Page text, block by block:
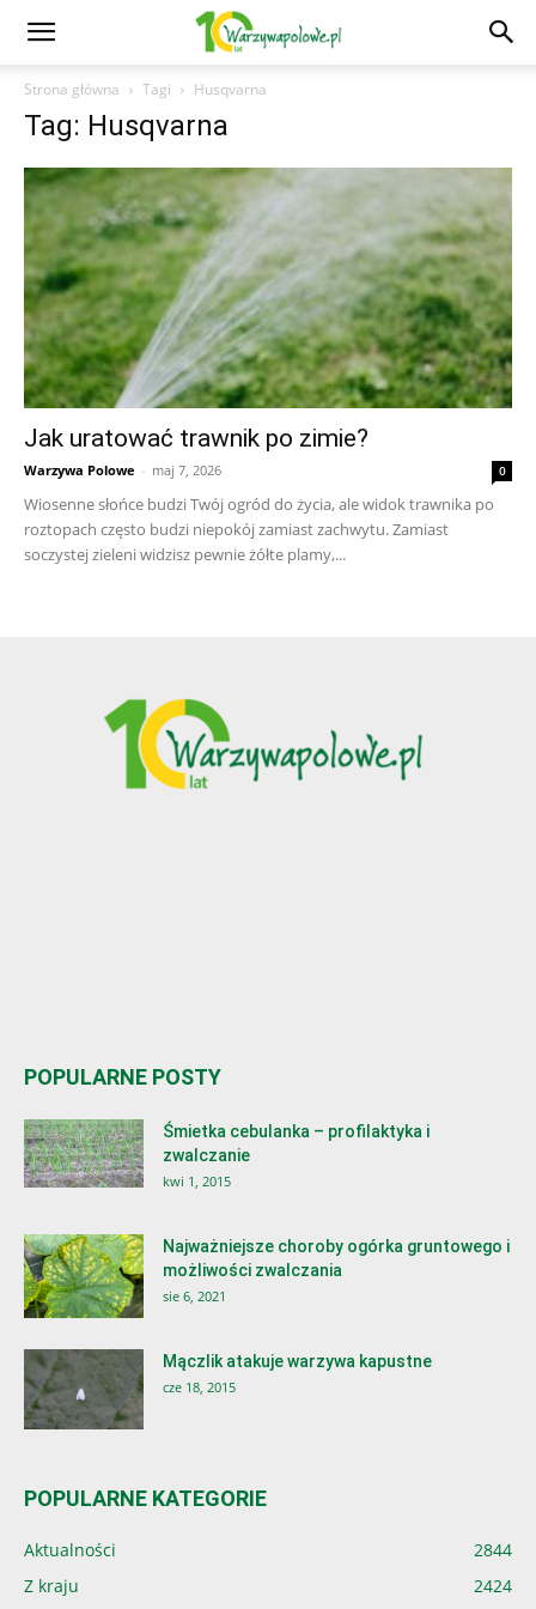
Strona główna Tagi Husqvarna
Tag: Husqvarna
Jak uratować trawnik po zimie?
Warzywa Polowe - maj 7, 2026 0
Wiosenne słońce budzi Twój ogród do życia, ale widok trawnika po
roztopach często budzi niepokój zamiast zachwytu. Zamiast
soczystej zieleni widzisz pewnie żółte plamy,...
POPULARNE POSTY
Śmietka cebulanka – profilaktyka i
zwalczanie
kwi 1, 2015
Najważniejsze choroby ogórka gruntowego i
możliwości zwalczania
sie 6, 2021
Mączlik atakuje warzywa kapustne
cze 18, 2015
POPULARNE KATEGORIE
Aktualności
2844
Z kraju
2424